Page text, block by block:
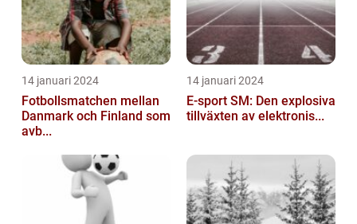
14 januari 2024
Fotbollsmatchen mellan
Danmark och Finland som
avb...
14 januari 2024
E-sport SM: Den explosiva
tillväxten av elektronis...